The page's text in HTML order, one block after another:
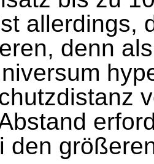
allerdings,
denn
den